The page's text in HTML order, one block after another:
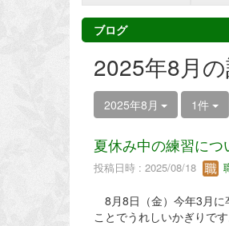
ブログ
2025年8月
2025年8月 1件
夏休み中の練習に
投稿日時 : 2025/08/18
8月8日（金）今年3月に
ことでうれしいかぎりで